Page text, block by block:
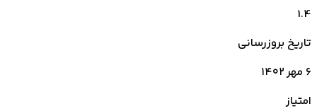
1.4
تاریخ بروزرسانی
۶ مهر ۱۴۰۲
امتیاز